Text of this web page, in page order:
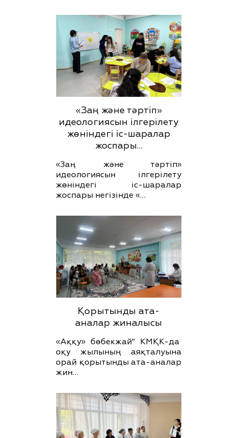
«Заң және тәртіп»
идеологиясын ілгерілету
жөніндегі іс-шаралар
жоспары…
«Заң және тәртіп»
идеологиясын ілгерілету
жөніндегі іс-шаралар
жоспары негізінде «…
Қорытынды ата-
аналар жиналысы
«Аққу» бөбекжай" КМҚК-да
оқу жылының аяқталуына
орай қорытынды ата-аналар
жин…